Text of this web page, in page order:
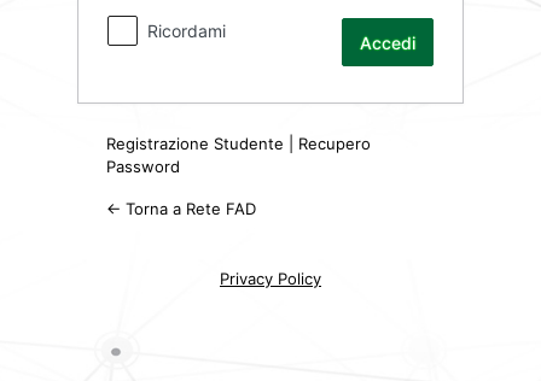
Ricordami
Registrazione Studente
Recupero
Password
← Torna a Rete FAD
Privacy Policy